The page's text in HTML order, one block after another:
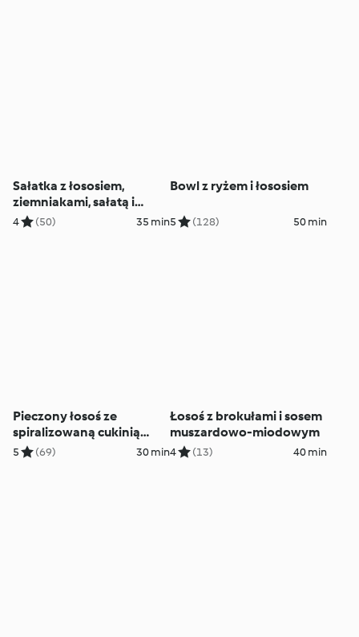
Sałatka z łososiem,
ziemniakami, sałatą i
pomidorem
4 (50) 35 min
Bowl z ryżem i łososiem
5 (128) 50 min
Pieczony łosoś ze
spiralizowaną cukinią
(TM6, TM7)
5 (69) 30 min
Łosoś z brokułami i sosem
muszardowo-miodowym
4 (13) 40 min